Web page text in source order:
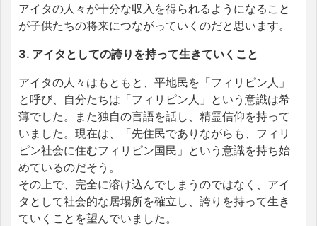
アイタの人々が十分な収入を得られるようになること
が子供たちの将来につながっていくのだと思います。
3. アイタとしての誇りを持って生きていくこと
アイタの人々はもともと、平地民を「フィリピン人」
と呼び、自分たちは「フィリピン人」という意識は希
薄でした。また独自の言語を話し、精霊信仰を持って
いました。現在は、「先住民でありながらも、フィリ
ピン社会に住むフィリピン国民」という意識を持ち始
めているのだそう。
その上で、完全に溶け込んでしまうのではなく、アイ
タとして社会的な居場所を確立し、誇りを持って生き
ていくことを望んでいました。